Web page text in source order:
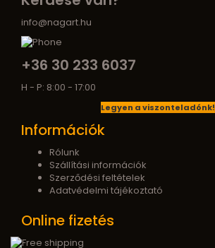
info@nagart.hu
+36 30 233 6037
H - P: 8:00 - 17:00
Legyen a viszonteladónk!
Információk
Rólunk
Szállítási információk
Szerződési feltételek
Adatvédelmi tájékoztató
Online fizetés